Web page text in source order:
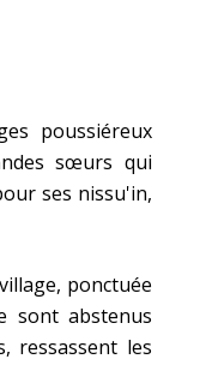
poussiéreux
sœurs qui
ses nissu'in,
ponctuée
sont abstenus
ressassent les